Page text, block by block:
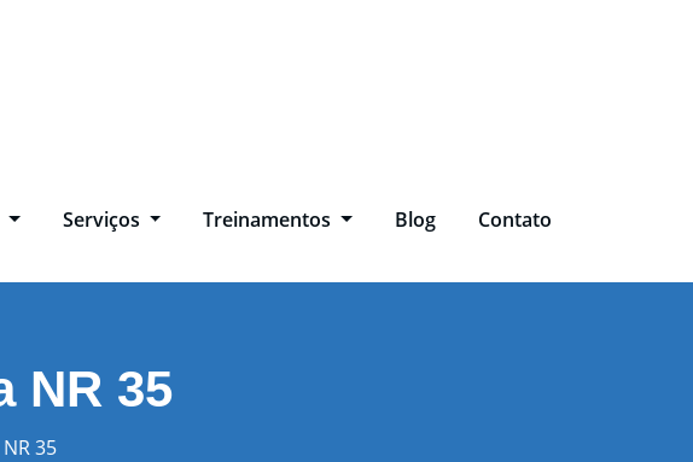
Serviços Treinamentos Blog Contato
NR 35
35